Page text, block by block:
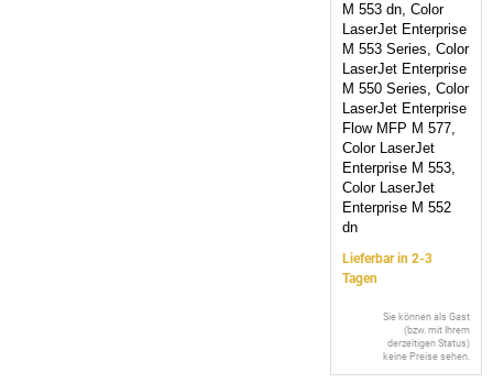
M 553 dn, Color
LaserJet Enterprise
M 553 Series, Color
LaserJet Enterprise
M 550 Series, Color
LaserJet Enterprise
Flow MFP M 577,
Color LaserJet
Enterprise M 553,
Color LaserJet
Enterprise M 552
dn
Lieferbar in 2-3
Tagen
Sie können als Gast
(bzw. mit Ihrem
derzeitigen Status)
keine Preise sehen.